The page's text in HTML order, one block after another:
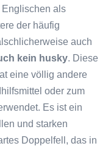
Englischen als
der häufig
auch
kein husky. Diese
eine völlig andere
oder zum
Es ist ein
und starken
Doppelfell, das in